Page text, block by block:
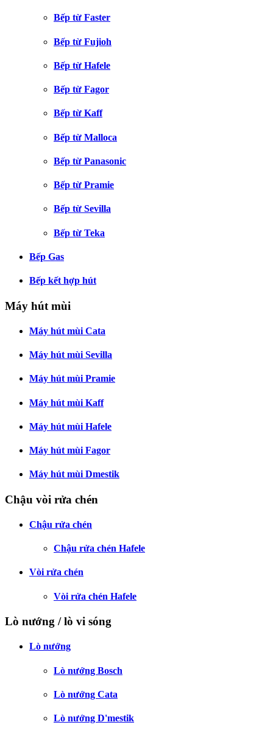
Bếp từ Faster
Bếp từ Fujioh
Bếp từ Hafele
Bếp từ Fagor
Bếp từ Kaff
Bếp từ Malloca
Bếp từ Panasonic
Bếp từ Pramie
Bếp từ Sevilla
Bếp từ Teka
Bếp Gas
Bếp kết hợp hút
Máy hút mùi
Máy hút mùi Cata
Máy hút mùi Sevilla
Máy hút mùi Pramie
Máy hút mùi Kaff
Máy hút mùi Hafele
Máy hút mùi Fagor
Máy hút mùi Dmestik
Chậu vòi rửa chén
Chậu rửa chén
Chậu rửa chén Hafele
Vòi rửa chén
Vòi rửa chén Hafele
Lò nướng / lò vi sóng
Lò nướng
Lò nướng Bosch
Lò nướng Cata
Lò nướng D'mestik